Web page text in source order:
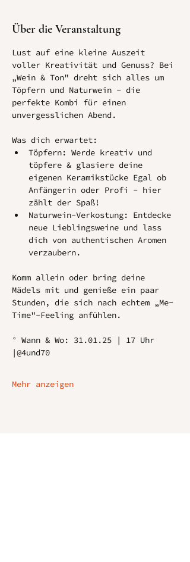
Über die Veranstaltung
Lust auf eine kleine Auszeit
voller Kreativität und Genuss? Bei
„Wein & Ton" dreht sich alles um
Töpfern und Naturwein - die
perfekte Kombi für einen
unvergesslichen Abend.
Was dich erwartet:
﻿﻿Töpfern: Werde kreativ und
töpfere & glasiere deine
eigenen Keramikstücke Egal ob
Anfängerin oder Profi - hier
zählt der Spaß!
﻿﻿Naturwein-Verkostung: Entdecke
neue Lieblingsweine und lass
dich von authentischen Aromen
verzaubern.
Komm allein oder bring deine
Mädels mit und genieße ein paar
Stunden, die sich nach echtem „Me-
Time"-Feeling anfühlen.
° Wann & Wo: 31.01.25 | 17 Uhr
|@4und70
Mehr anzeigen